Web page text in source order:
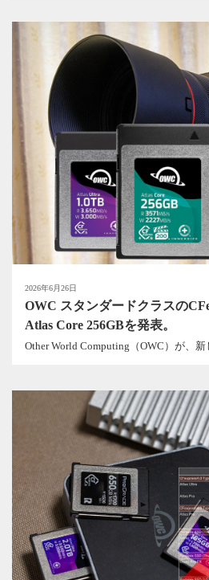
2026年6月26日
OWC スタンダードクラスの
Atlas Core 256GBを発表。
Other World Computing（OWC）が、新